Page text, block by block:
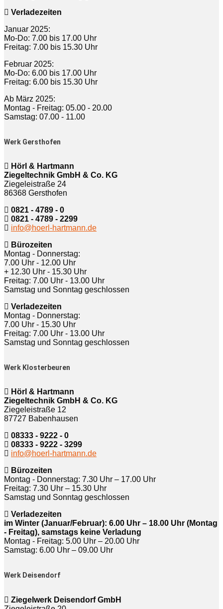
Verladezeiten
Januar 2025:
Mo-Do: 7.00 bis 17.00 Uhr
Freitag: 7.00 bis 15.30 Uhr
Februar 2025:
Mo-Do: 6.00 bis 17.00 Uhr
Freitag: 6.00 bis 15.30 Uhr
Ab März 2025:
Montag - Freitag: 05.00 - 20.00
Samstag: 07.00 - 11.00
Werk Gersthofen
Hörl & Hartmann
Ziegeltechnik GmbH & Co. KG
Ziegeleistraße 24
86368 Gersthofen
0821 - 4789 - 0
0821 - 4789 - 2299
info@hoerl-hartmann.de
Bürozeiten
Montag - Donnerstag:
7.00 Uhr - 12.00 Uhr
+ 12.30 Uhr - 15.30 Uhr
Freitag: 7.00 Uhr - 13.00 Uhr
Samstag und Sonntag geschlossen
Verladezeiten
Montag - Donnerstag:
7.00 Uhr - 15.30 Uhr
Freitag: 7.00 Uhr - 13.00 Uhr
Samstag und Sonntag geschlossen
Werk Klosterbeuren
Hörl & Hartmann
Ziegeltechnik GmbH & Co. KG
Ziegeleistraße 12
87727 Babenhausen
08333 - 9222 - 0
08333 - 9222 - 3299
info@hoerl-hartmann.de
Bürozeiten
Montag - Donnerstag: 7.30 Uhr – 17.00 Uhr
Freitag: 7.30 Uhr – 15.30 Uhr
Samstag und Sonntag geschlossen
Verladezeiten
im Winter (Januar/Februar): 6.00 Uhr – 18.00 Uhr (Montag
- Freitag), samstags keine Verladung
Montag - Freitag: 5.00 Uhr – 20.00 Uhr
Samstag: 6.00 Uhr – 09.00 Uhr
Werk Deisendorf
Ziegelwerk Deisendorf GmbH